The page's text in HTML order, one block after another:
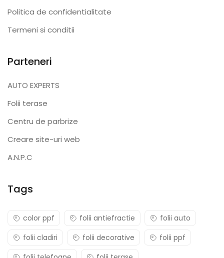
Politica de confidentialitate
Termeni si conditii
Parteneri
AUTO EXPERTS
Folii terase
Centru de parbrize
Creare site-uri web
A.N.P.C
Tags
color ppf folii antiefractie
folii auto
folii cladiri
folii decorative
folii ppf